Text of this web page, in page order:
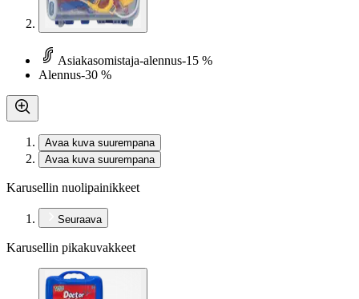
Asiakasomistaja-alennus-15 %
Alennus-30 %
Avaa kuva suurempana
Avaa kuva suurempana
Karusellin nuolipainikkeet
Seuraava
Karusellin pikakuvakkeet